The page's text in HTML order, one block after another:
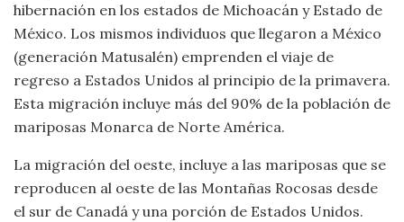
hibernación en los estados de Michoacán y Estado de
México. Los mismos individuos que llegaron a México
(generación Matusalén) emprenden el viaje de
regreso a Estados Unidos al principio de la primavera.
Esta migración incluye más del 90% de la población de
mariposas Monarca de Norte América.
La migración del oeste, incluye a las mariposas que se
reproducen al oeste de las Montañas Rocosas desde
el sur de Canadá y una porción de Estados Unidos.